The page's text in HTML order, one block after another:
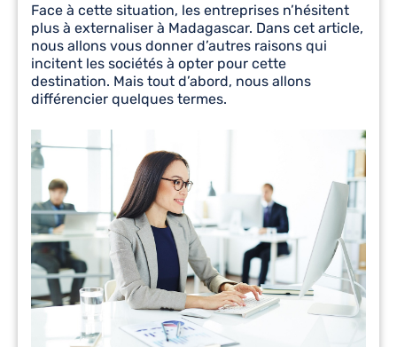
Face à cette situation, les entreprises n’hésitent
plus à externaliser à Madagascar. Dans cet article,
nous allons vous donner d’autres raisons qui
incitent les sociétés à opter pour cette
destination. Mais tout d’abord, nous allons
différencier quelques termes.